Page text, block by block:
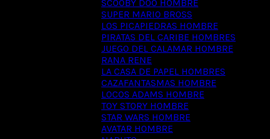
SCOOBY DOO HOMBRE
SUPER MARIO BROSS
LOS PICAPIEDRAS HOMBRE
PIRATAS DEL CARIBE HOMBRES
JUEGO DEL CALAMAR HOMBRE
RANA RENE
LA CASA DE PAPEL HOMBRES
CAZAFANTASMAS HOMBRE
LOCOS ADAMS HOMBRE
TOY STORY HOMBRE
STAR WARS HOMBRE
AVATAR HOMBRE